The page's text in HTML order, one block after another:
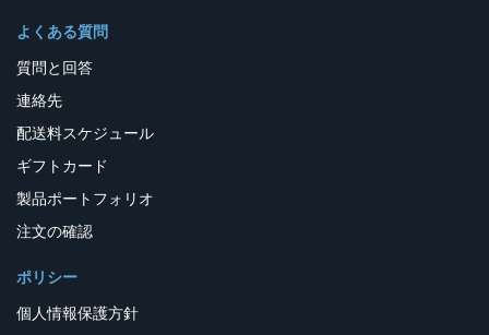
よくある質問
質問と回答
連絡先
配送料スケジュール
ギフトカード
製品ポートフォリオ
注文の確認
ポリシー
個人情報保護方針